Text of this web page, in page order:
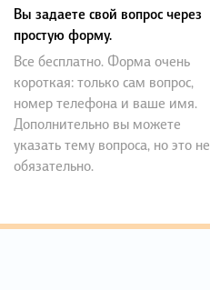
Вы задаете свой вопрос через
простую форму.
Все бесплатно. Форма очень
короткая: только сам вопрос,
номер телефона и ваше имя.
Дополнительно вы можете
указать тему вопроса, но это не
обязательно.